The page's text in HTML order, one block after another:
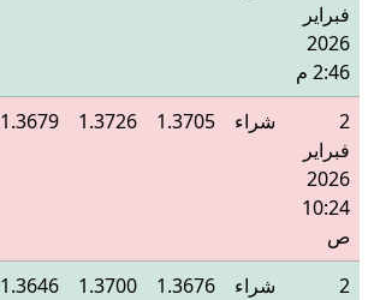
فبراير
2026
2:46 م
2
فبراير
2026
10:24
ص
شراء 1.3705
1.3726
1.3679
2
شراء 1.3676
1.3700
1.3646